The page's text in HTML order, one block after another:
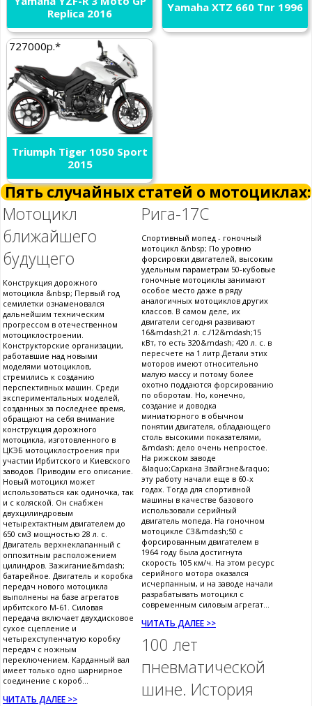
Replica 2016
Yamaha XTZ 660 Tnr 1996
727000р.*
Triumph Tiger 1050 Sport
2015
Пять случайных статей о мотоциклах:
Мотоцикл
ближайшего
будущего
Конструкция дорожного
мотоцикла &nbsp; Первый год
семилетки ознаменовался
дальнейшим техническим
прогрессом в отечественном
мотоциклостроении.
Конструкторские организации,
работавшие над новыми
моделями мотоциклов,
стремились к созданию
перспективных машин. Среди
экспериментальных моделей,
созданных за последнее время,
обращают на себя внимание
конструкция дорожного
мотоцикла, изготовленного в
ЦКЭБ мотоциклостроения при
участии Ирбитского и Киевского
заводов. Приводим его описание.
Новый мотоцикл может
использоваться как одиночка, так
и с коляской. Он снабжен
двухцилиндровым
четырехтактным двигателем до
650 см3 мощностью 28 л. с.
Двигатель верхнеклапанный с
оппозитным расположением
цилиндров. Зажигание&mdash;
батарейное. Двигатель и коробка
передач нового мотоцикла
выполнены на базе агрегатов
ирбитского М-61. Силовая
передача включает двухдисковое
сухое сцепление и
четырехступенчатую коробку
передач с ножным
переключением. Карданный вал
имеет только одно шарнирное
соединение с короб...
ЧИТАТЬ ДАЛЕЕ >>
Рига-17С
Спортивный мопед - гоночный
мотоцикл &nbsp; По уровню
форсировки двигателей, высоким
удельным параметрам 50-кубовые
гоночные мотоциклы занимают
особое место даже в ряду
аналогичных мотоциклов других
классов. В самом деле, их
двигатели сегодня развивают
16&mdash;21 л. с./12&mdash;15
кВт, то есть 320&mdash; 420 л. с. в
пересчете на 1 литр.Детали этих
моторов имеют относительно
малую массу и потому более
охотно поддаются форсированию
по оборотам. Но, конечно,
создание и доводка
миниатюрного в обычном
понятии двигателя, обладающего
столь высокими показателями,
&mdash; дело очень непростое.
На рижском заводе
&laquo;Саркана Звайгзне&raquo;
эту работу начали еще в 60-х
годах. Тогда для спортивной
машины в качестве базового
использовали серийный
двигатель мопеда. На гоночном
мотоцикле СЗ&mdash;50 с
форсированным двигателем в
1964 году была достигнута
скорость 105 км/ч. На этом ресурс
серийного мотора оказался
исчерпанным, и на заводе начали
разрабатывать мотоцикл с
современным силовым агрегат...
ЧИТАТЬ ДАЛЕЕ >>
100 лет
пневматической
шине. История